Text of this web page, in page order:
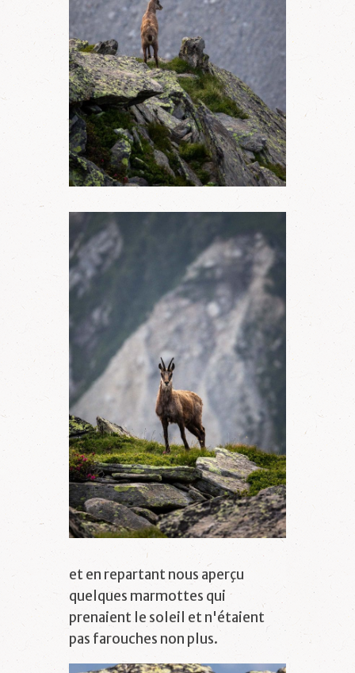
et en repartant nous aperçu
quelques marmottes qui
prenaient le soleil et n'étaient
pas farouches non plus.